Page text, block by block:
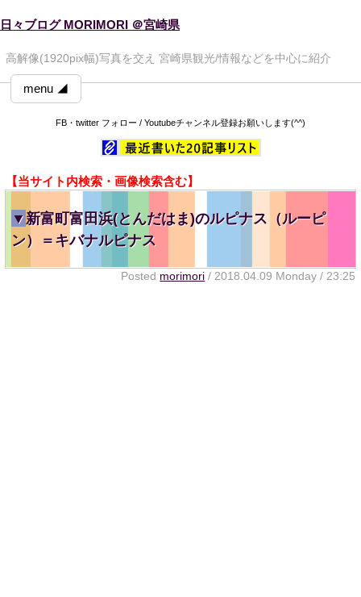
日々ブログ MORIMORI ＠宮崎県
高解像(1920pix幅)写真を交え 宮崎県観光/情報などを中心に紹介
menu ◢
FB・twitter フォロー / Youtubeチャンネル登録お願いします(^^)
【当サイト内検索・画像検索含む】
▼新富町富田浜(とんだはま)のルピナス（ルーピ
ン）＝キバナルピナス
Posted morimori / 2018.04.09 Monday / 23:25